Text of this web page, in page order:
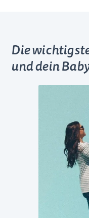
Die
und dein